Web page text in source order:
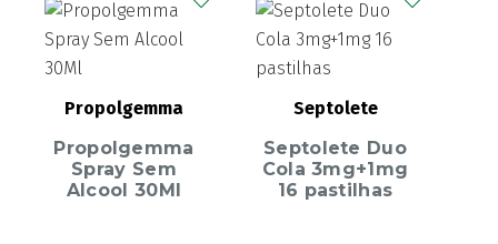
Propolgemma
Propolgemma
Spray Sem
Alcool 30Ml
Septolete
Septolete Duo
Cola 3mg+1mg
16 pastilhas